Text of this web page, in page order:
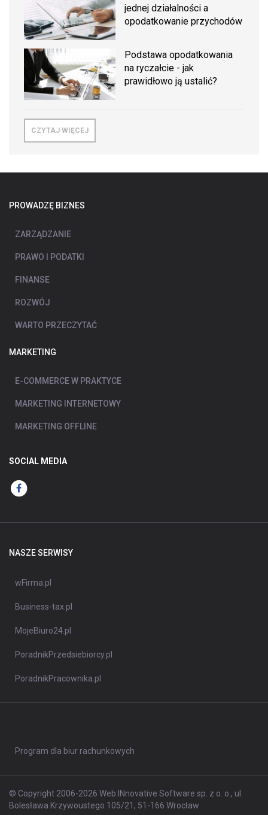
jednej działalności a
opodatkowanie przychodów
Podstawa opodatkowania
na ryczałcie - jak
prawidłowo ją ustalić?
CZYTAJ WIĘCEJ
PROWADZĘ BIZNES
ZARZĄDZANIE
PRAWO I PODATKI
FINANSE
ROZWÓJ
WARTO PRZECZYTAĆ
MARKETING
E-COMMERCE W PRAKTYCE
MARKETING INTERNETOWY
MARKETING OFFLINE
SOCIAL MEDIA
NASZE SERWISY
wFirma.pl
Business-tax.pl
MojeBiuro24.pl
PoradnikPrzedsiebiorcy.pl
PoradnikPracownika.pl
Program dla biur rachunkowych
© Copyright 2006-2026 Web INnovative Software sp. z o. o., ul.
Bolesława Krzywoustego 105/21, 51-166 Wrocław